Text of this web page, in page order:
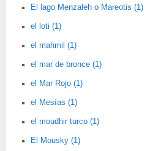
El lago Menzaleh o Mareotis (1)
el loti (1)
el mahmil (1)
el mar de bronce (1)
el Mar Rojo (1)
el Mesías (1)
el moudhir turco (1)
El Mousky (1)